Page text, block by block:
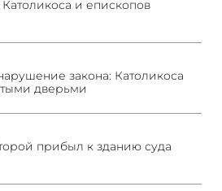
и епископов
закона: Католикоса
дверьми
прибыл к зданию суда